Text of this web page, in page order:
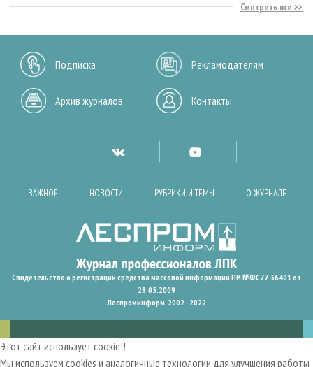
Смотреть все
Подписка Рекламодателям
Архив журналов Контакты
ВАЖНОЕ НОВОСТИ РУБРИКИ И ТЕМЫ О ЖУРНАЛЕ
Свидетельство о регистрации средства массовой информации ПИ №ФС77-36401 от
28.05.2009
Леспроминформ. 2002 - 2022
Этот сайт использует cookie!!
Мы используем cookies и аналогичные технологии для улучшения работы